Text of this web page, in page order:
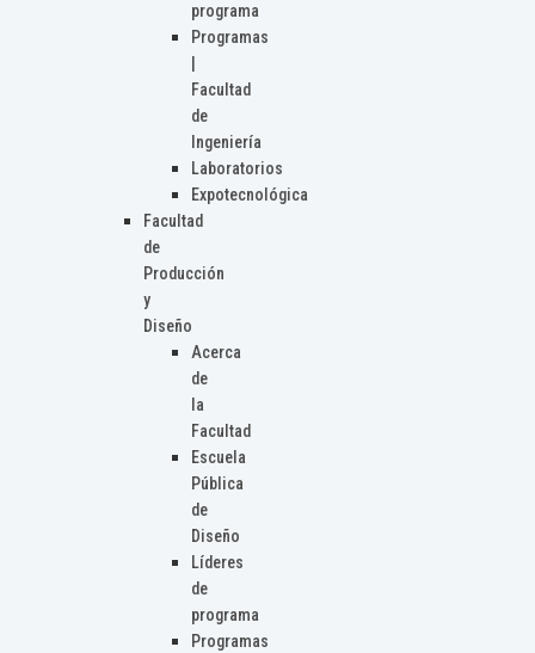
programa
Programas
Facultad
de
Ingeniería
Laboratorios
Expotecnológica
Facultad
de
Producción
y
Diseño
Acerca
de
la
Facultad
Escuela
Pública
de
Diseño
Líderes
de
programa
Programas